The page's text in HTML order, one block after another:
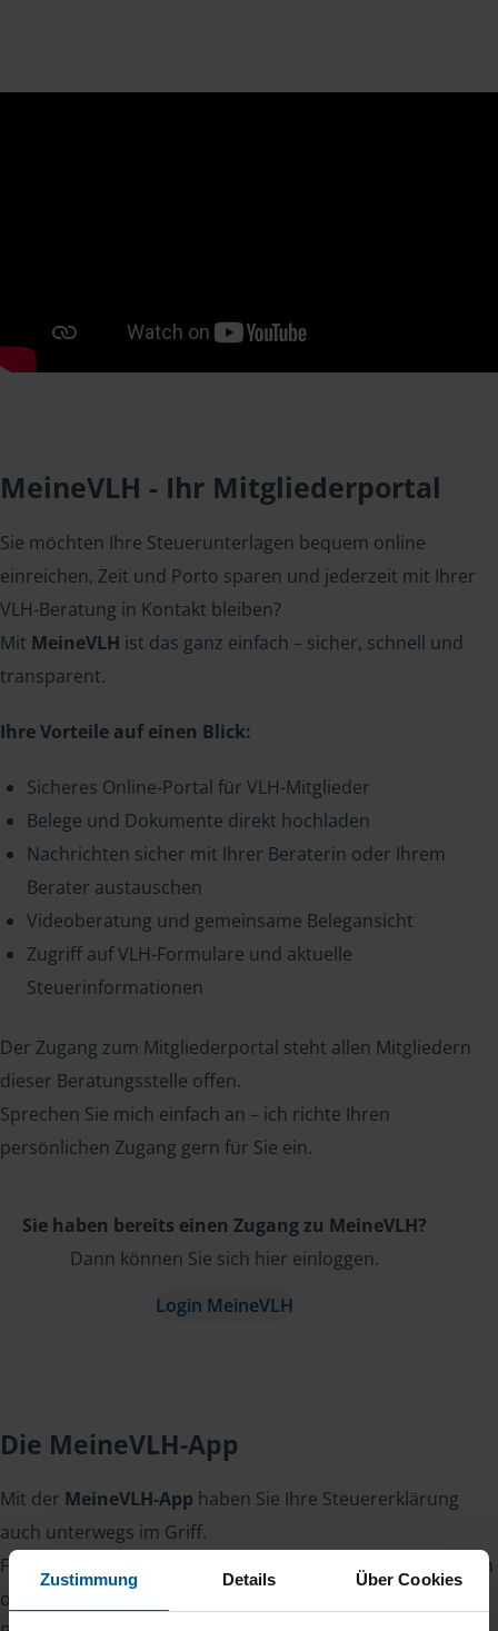
Zustimmung Details Über Cookies
MeineVLH - Ihr Mitgliederportal
Sie möchten Ihre Steuerunterlagen bequem online
einreichen, Zeit und Porto sparen und jederzeit mit Ihrer
VLH-Beratung in Kontakt bleiben?
Mit MeineVLH ist das ganz einfach – sicher, schnell und
transparent.
Ihre Vorteile auf einen Blick:
Sicheres Online-Portal für VLH-Mitglieder
Belege und Dokumente direkt hochladen
Nachrichten sicher mit Ihrer Beraterin oder Ihrem
Berater austauschen
Videoberatung und gemeinsame Belegansicht
Zugriff auf VLH-Formulare und aktuelle
Steuerinformationen
Der Zugang zum Mitgliederportal steht allen Mitgliedern
dieser Beratungsstelle offen.
Sprechen Sie mich einfach an – ich richte Ihren
persönlichen Zugang gern für Sie ein.
Sie haben bereits einen Zugang zu MeineVLH?
Dann können Sie sich hier einloggen.
Login MeineVLH
Die MeineVLH-App
Mit der MeineVLH-App haben Sie Ihre Steuererklärung
auch unterwegs im Griff.
Fotografieren Sie Belege, laden Sie Dokumente sicher hoch
oder lesen Sie Nachrichten von Ihrer Beraterin oder Ihrem